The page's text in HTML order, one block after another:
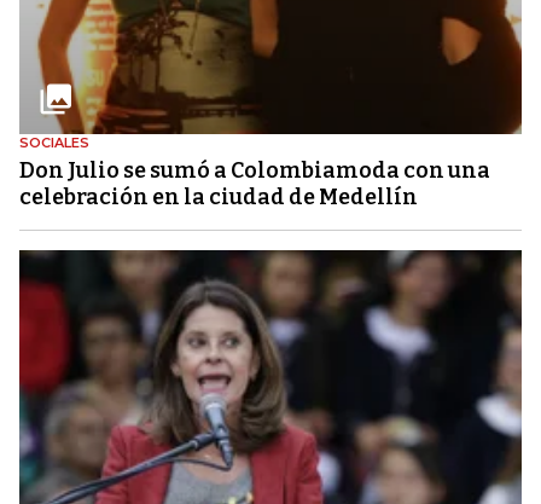
SOCIALES
Don Julio se sumó a Colombiamoda con una
celebración en la ciudad de Medellín